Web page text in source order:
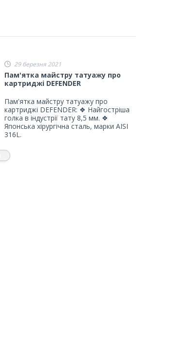
29 березня 2021
Пам'ятка майстру татуажу про
картриджі DEFENDER
Пам'ятка майстру татуажу про
картриджі DEFENDER: ❖ Найгостріша
голка в індустрії тату 8,5 мм. ❖
Японська хірургічна сталь, марки AISI
316L.